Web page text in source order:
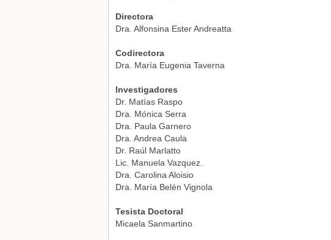
Directora
Dra. Alfonsina Ester Andreatta
Codirectora
Dra. María Eugenia Taverna
Investigadores
Dr. Matías Raspo
Dra. Mónica Serra
Dra. Paula Garnero
Dra. Andrea Caula
Dr. Raúl Marlatto
Lic. Manuela Vazquez.
Dra. Carolina Aloisio
Dra. María Belén Vignola
Tesista Doctoral
Micaela Sanmartino